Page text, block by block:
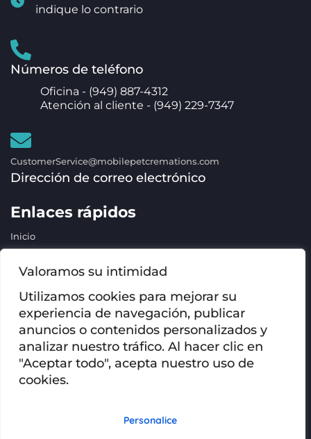
Valoramos su intimidad
Utilizamos cookies para mejorar su
experiencia de navegación, publicar
anuncios o contenidos personalizados y
analizar nuestro tráfico. Al hacer clic en
"Aceptar todo", acepta nuestro uso de
cookies.
Personalice
indique lo contrario
Números de teléfono
Oficina - (949) 887-4312
Atención al cliente - (949) 229-7347
CustomerService@mobilepetcremations.com
Dirección de correo electrónico
Enlaces rápidos
Inicio
Cremaciones
Urnas y relicarios
PREGUNTAS FRECUENTES
Póngase en contacto con
Blog
Todos los derechos reservadosPolítica de privacidad